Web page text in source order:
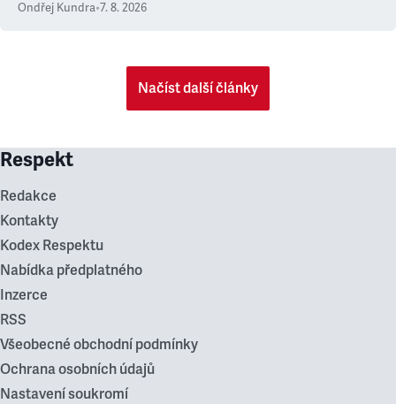
Ondřej Kundra•7. 8. 2026
Načíst další články
Respekt
Redakce
Kontakty
Kodex Respektu
Nabídka předplatného
Inzerce
RSS
Všeobecné obchodní podmínky
Ochrana osobních údajů
Nastavení soukromí